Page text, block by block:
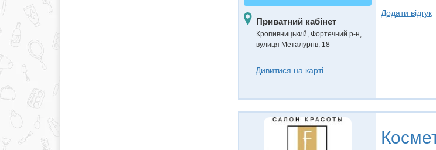
Приватний кабінет
Кропивницький, Фортечний р-н,
вулиця Металургів, 18
Дивитися на карті
Додати відгук